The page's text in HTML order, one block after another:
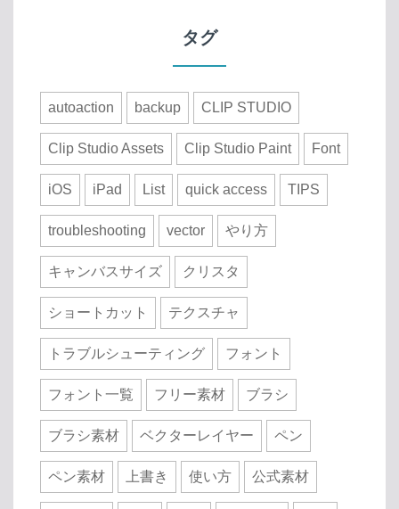
タグ
autoaction backup CLIP STUDIO
Clip Studio Assets Clip Studio Paint Font
iOS iPad List quick access TIPS
troubleshooting vector やり方
キャンバスサイズ クリスタ
ショートカット テクスチャ
トラブルシューティング フォント
フォント一覧 フリー素材 ブラシ
ブラシ素材 ベクターレイヤー ペン
ペン素材 上書き 使い方 公式素材